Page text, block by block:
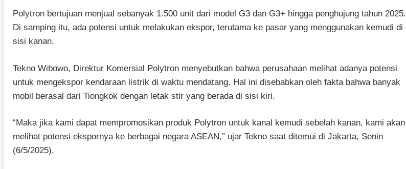
Polytron bertujuan menjual sebanyak 1.500 unit dari model G3 dan G3+ hingga penghujung tahun 2025.
Di samping itu, ada potensi untuk melakukan ekspor, terutama ke pasar yang menggunakan kemudi di
sisi kanan.
Tekno Wibowo, Direktur Komersial Polytron menyebutkan bahwa perusahaan melihat adanya potensi
untuk mengekspor kendaraan listrik di waktu mendatang. Hal ini disebabkan oleh fakta bahwa banyak
mobil berasal dari Tiongkok dengan letak stir yang berada di sisi kiri.
“Maka jika kami dapat mempromosikan produk Polytron untuk kanal kemudi sebelah kanan, kami akan
melihat potensi ekspornya ke berbagai negara ASEAN,” ujar Tekno saat ditemui di Jakarta, Senin
(6/5/2025).